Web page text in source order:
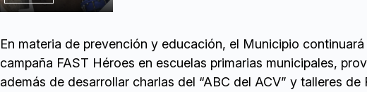
En materia de prevención y educación, el Municipio
campaña FAST Héroes en escuelas primarias municipales,
además de desarrollar charlas del “ABC del ACV” y talleres de